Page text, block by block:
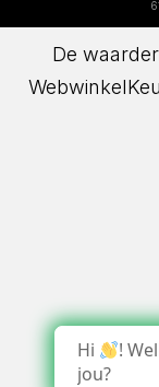
De
Hi
!
jou?